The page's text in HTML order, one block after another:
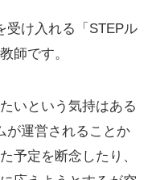
受け入れる「STEPル
師です。
いという気持はある
が運営されることか
予定を断念したり、